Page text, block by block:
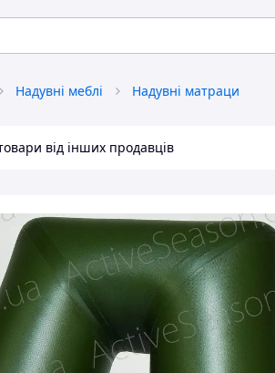
Надувні меблі Надувні матраци
від інших продавців